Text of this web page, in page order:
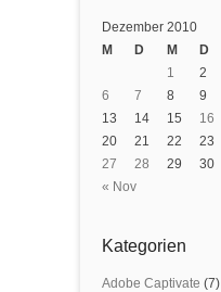
Dezember 2010
M
D M D
« Nov
1 2
6
7 8 9
13
14 15 16
20
21 22 23
27
28 29 30
Kategorien
Adobe Captivate (7)